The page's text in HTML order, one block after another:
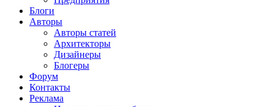
Блоги
Авторы
Авторы статей
Архитекторы
Дизайнеры
Блогеры
Форум
Контакты
Реклама